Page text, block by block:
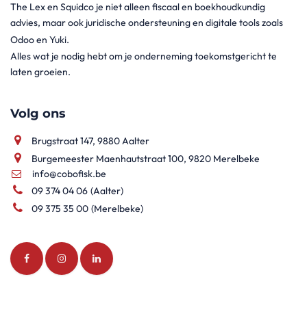
The Lex en Squidco je niet alleen fiscaal en boekhoudkundig
advies, maar ook juridische ondersteuning en digitale tools zoals
Odoo en Yuki.
Alles wat je nodig hebt om je onderneming toekomstgericht te
laten groeien.
Volg ons
Brugstraat 147, 9880 Aalter
Burgemeester Maenhautstraat 100, 9820 Merelbeke
info@cobofisk.be
09 374 04 06 (Aalter)
09 375 35 00 (Merelbeke)